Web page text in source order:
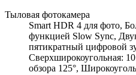
Тыловая фотокамера
Smart HDR 4 для фото,
функцией Slow Sync,
пятикратный цифровой
Сверхширокоугольная:
обзора 125°,